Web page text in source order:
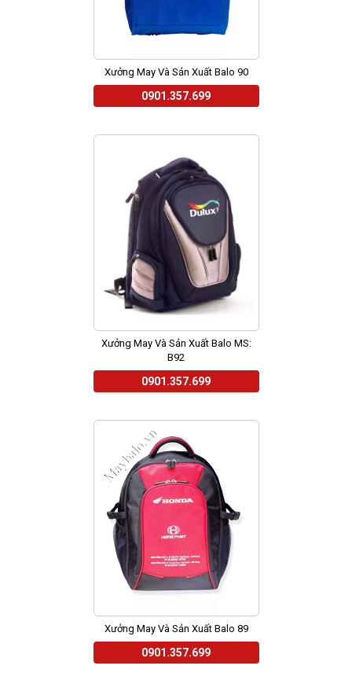
Xưởng May Và Sản Xuất Balo 90
0901.357.699
Xưởng May Và Sản Xuất Balo MS:
B92
0901.357.699
Xưởng May Và Sản Xuất Balo 89
0901.357.699